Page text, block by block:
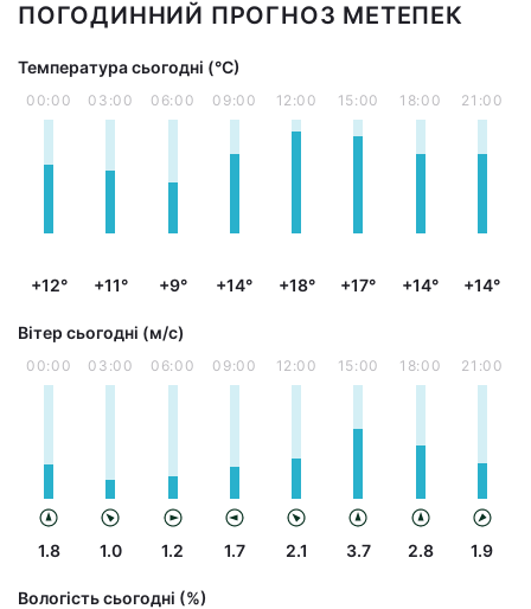
ПОГОДИННИЙ ПРОГНОЗ МЕТЕПЕК
Температура сьогодні (°С)
00:00
+12°
03:00
+11°
06:00
+9°
09:00
+14°
12:00
+18°
15:00
+17°
18:00
+14°
21:00
+14°
Вітер сьогодні (м/с)
00:00
1.8
03:00
1.0
06:00
1.2
09:00
1.7
12:00
2.1
15:00
3.7
18:00
2.8
21:00
1.9
Вологість сьогодні (%)